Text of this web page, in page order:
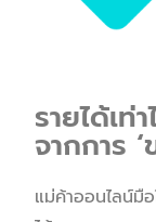
รายได้เ
จากการ
แม่ค้าออนไลน์มื